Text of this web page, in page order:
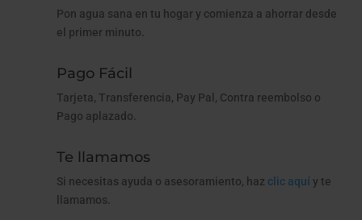
Pon agua sana en tu hogar y comienza a ahorrar desde
el primer minuto.
Pago Fácil
Tarjeta, Transferencia, Pay Pal, Contra reembolso o
Pago aplazado.
Te llamamos
Si necesitas ayuda o asesoramiento, haz clic aquíy te
llamamos.